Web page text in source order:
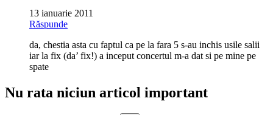
13 ianuarie 2011
Răspunde
da, chestia asta cu faptul ca pe la fara 5 s-au inchis usile salii
iar la fix (da’ fix!) a inceput concertul m-a dat si pe mine pe
spate
Nu rata niciun articol important